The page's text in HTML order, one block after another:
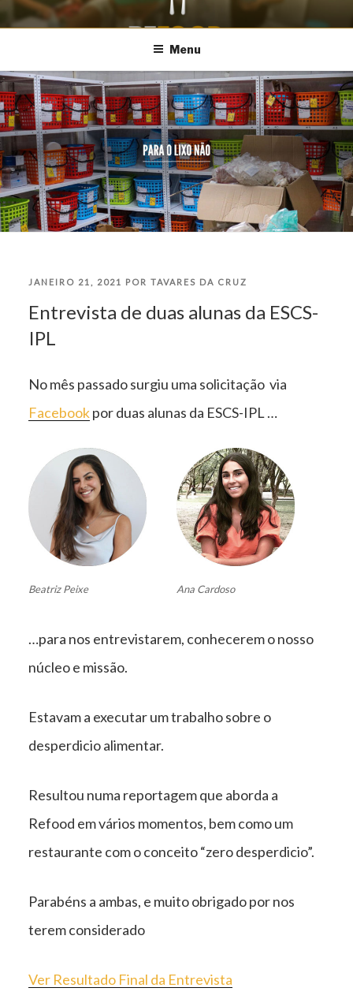
Saltar
o
conteúdo
REFOOD – PARQUE
DAS NAÇÕES
Aproveitar para Alimentar
Menu
PUBLICADO
EM
JANEIRO 21, 2021 POR TAVARES DA CRUZ
Entrevista de duas alunas da ESCS-
IPL
No mês passado surgiu uma solicitação via
Facebookpor duas alunas da ESCS-IPL …
Beatriz Peixe Ana Cardoso
…para nos entrevistarem, conhecerem o nosso
núcleo e missão.
Estavam a executar um trabalho sobre o
desperdicio alimentar.
Resultou numa reportagem que aborda a
Refood em vários momentos, bem como um
restaurante com o conceito “zero desperdicio”.
Parabéns a ambas, e muito obrigado por nos
terem considerado
Ver Resultado Final da Entrevista